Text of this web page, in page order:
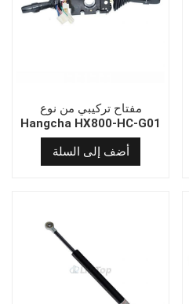
مفتاح تركيبي من نوع
Hangcha HX800-HC-G01
متوفر بكميات كبيرة
أضف إلى السلة